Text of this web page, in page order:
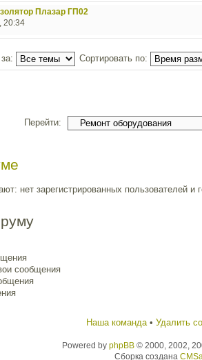
Плазар ГП02
20:34
Сортировать по:
Перейти:
нет зарегистрированных пользователей и
сообщения
Наша команда• Удалить
Powered by phpBB© 2000, 2002,
Сборка создана